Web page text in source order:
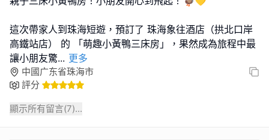
這次帶家人到珠海短遊，預訂了 珠海象往酒店（拱北口岸
高鐵站店） 的 「萌趣小黃鴨三床房」，果然成為旅程中最
讓小朋友驚... 更多
中國广东省珠海市
評分
顯示所有留言(7)...